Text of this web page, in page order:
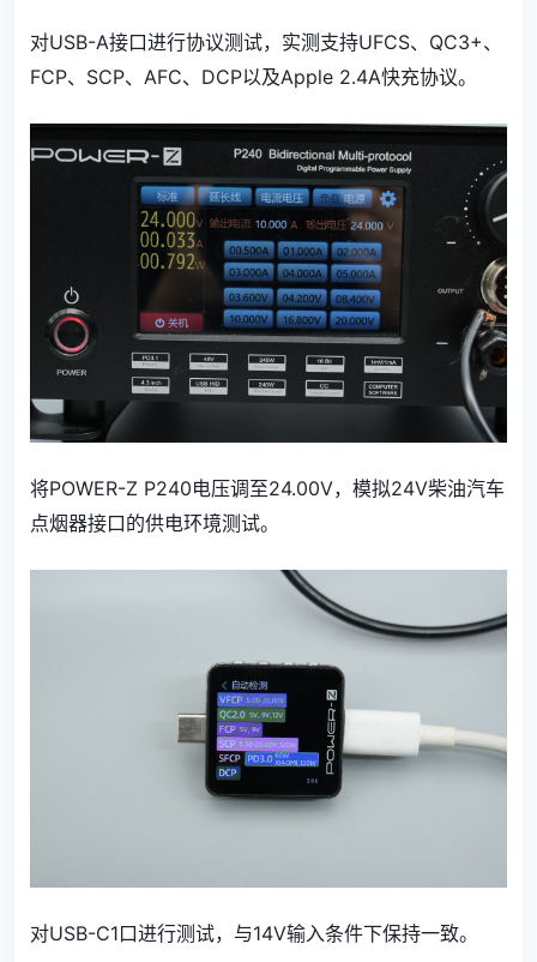
对USB-A接口进行协议测试，实测支持UFCS、QC3+、
FCP、SCP、AFC、DCP以及Apple 2.4A快充协议。
将POWER-Z P240电压调至24.00V，模拟24V柴油汽车
点烟器接口的供电环境测试。
对USB-C1口进行测试，与14V输入条件下保持一致。